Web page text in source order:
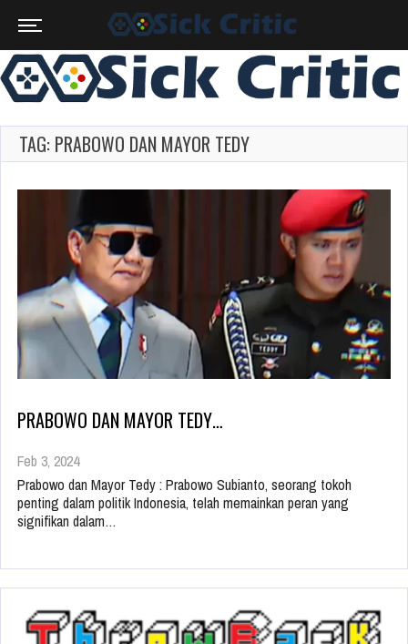
TAG: PRABOWO DAN MAYOR TEDY
PRABOWO DAN MAYOR TEDY…
Feb 3, 2024
Prabowo dan Mayor Tedy : Prabowo Subianto, seorang tokoh
penting dalam politik Indonesia, telah memainkan peran yang
signifikan dalam…